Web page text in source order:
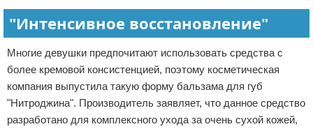
"Интенсивное восстановление"
Многие девушки предпочитают использовать средства с
более кремовой консистенцией, поэтому косметическая
компания выпустила такую форму бальзама для губ
"Нитроджина". Производитель заявляет, что данное средство
разработано для комплексного ухода за очень сухой кожей,